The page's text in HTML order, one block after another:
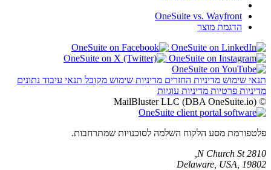
OneSuite vs. Wayfront
הדגמת מוצר
תנאי שימוש מדיניות החזרים מדיניות שימוש מקובל תנאי עיבוד נתונים
מדיניות פרטיות מדיניות עוגיות
© MailBluster LLC (DBA OneSuite.io)
פלטפורמת מסע הלקוח השלמה לסוכנויות שמתרחבות.
2810 N Church St,
Delaware, USA, 19802